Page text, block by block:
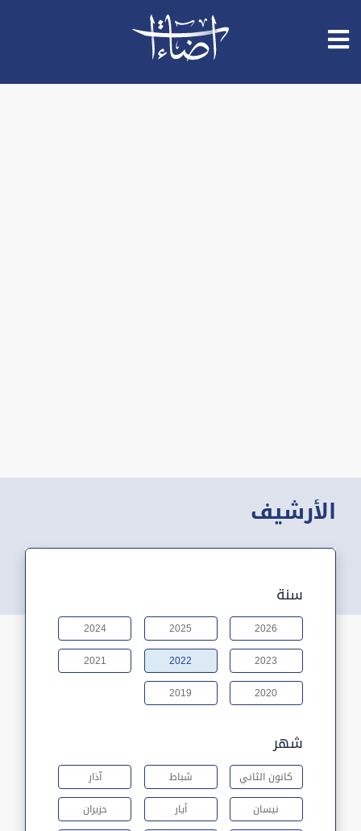
الأرشيف
سنة
2026
2025
2024
2023
2022
2021
2020
2019
شهر
كانون الثاني شباط
آذار
نيسان
أيار
حزيران